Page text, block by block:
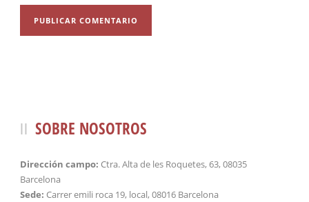
SOBRE NOSOTROS
Dirección campo: Ctra. Alta de les Roquetes, 63, 08035
Barcelona
Sede: Carrer emili roca 19, local, 08016 Barcelona